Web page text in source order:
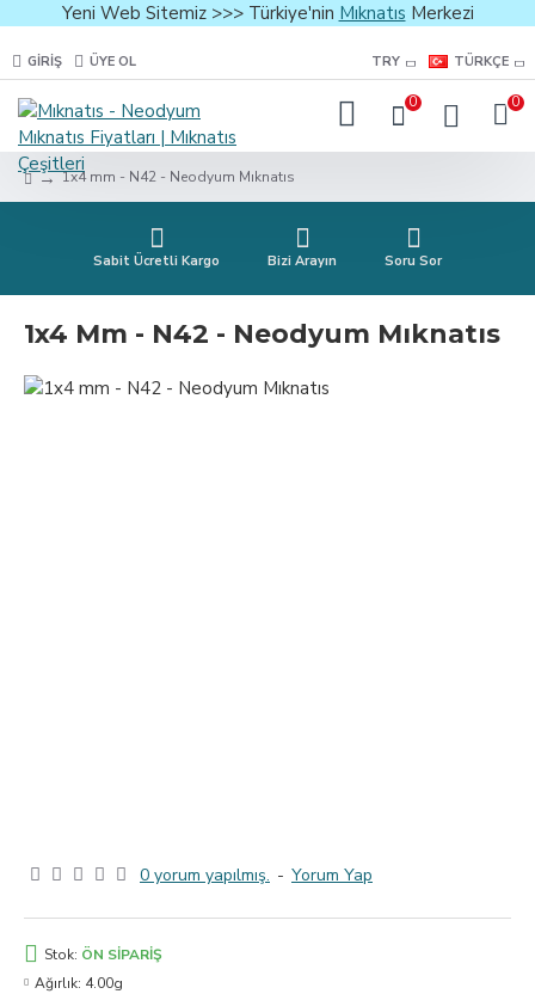
Yeni Web Sitemiz >>> Türkiye'nin Mıknatıs Merkezi
GIRIŞ ÜYE OL TRY TÜRKÇE
0 0
1x4 mm - N42 - Neodyum Mıknatıs
Sabit Ücretli Kargo Bizi Arayın Soru Sor
1x4 Mm - N42 - Neodyum Mıknatıs
0 yorum yapılmış. - Yorum Yap
Stok: ÖN SIPARIŞ
Ağırlık: 4.00g